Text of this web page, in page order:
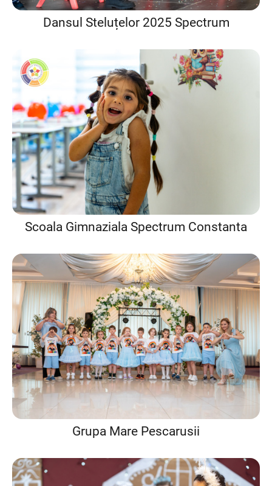
Dansul Steluțelor 2025 Spectrum
Scoala Gimnaziala Spectrum Constanta
Grupa Mare Pescarusii